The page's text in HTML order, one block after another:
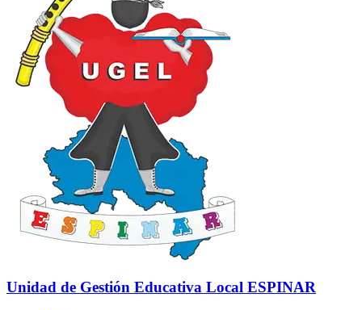
Unidad de Gestión Educativa Local ESPINAR